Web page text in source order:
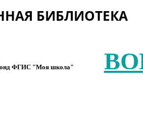
БИБЛИОТЕКА
ФГИС "Моя школа"